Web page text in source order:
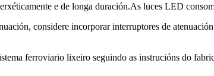
e de longa duración.As luces LED
considere incorporar interruptores de
ferroviario lixeiro seguindo as instrucións do